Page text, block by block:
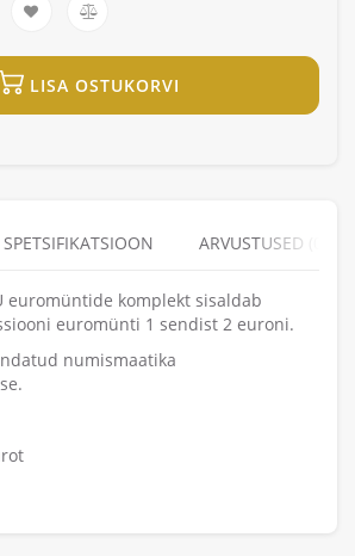
LISA OSTUKORVI
SPETSIFIKATSIOON ARVUSTUSED (0)
euromüntide komplekt sisaldab
euromünti 1 sendist 2 euroni.
numismaatika